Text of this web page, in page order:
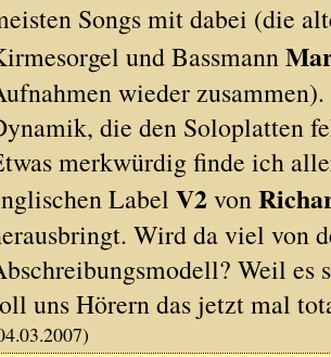
Songs mit dabei (die
und Bassmann
wieder
die den Soloplatten
merkwürdig finde ich
LabelV2von
Wird da viel von
Weil
uns Hörern das jetzt mal